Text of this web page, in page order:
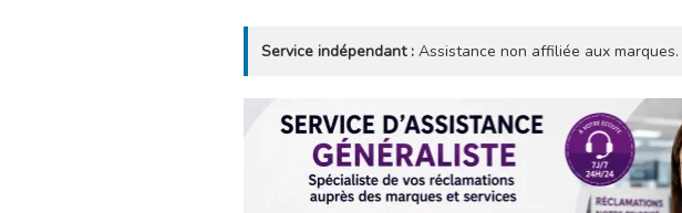
Service indépendant : Assistance non affiliée aux marques.